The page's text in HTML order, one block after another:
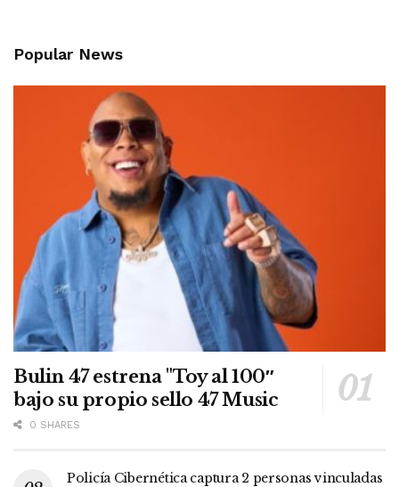
Popular News
Bulin 47 estrena "Toy al 100″
bajo su propio sello 47 Music
0 SHARES
Policía Cibernética captura 2 personas vinculadas